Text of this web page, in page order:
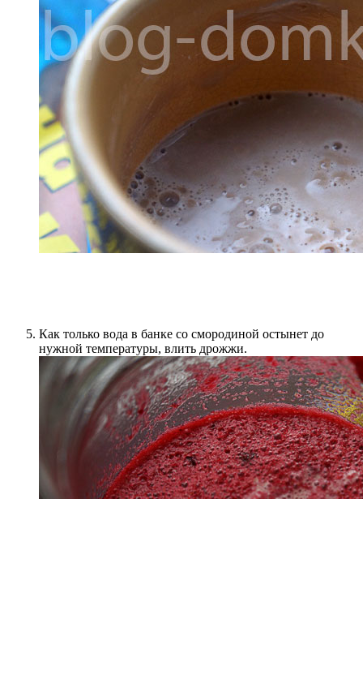
Как только вода в банке со смородиной остынет до
нужной температуры, влить дрожжи.